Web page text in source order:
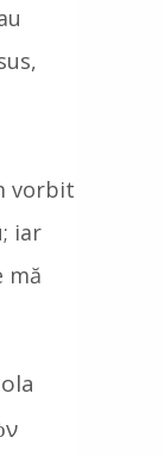
vorbit
iar
mă